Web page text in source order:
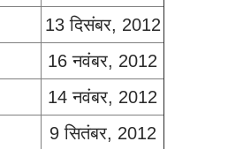
13 दिसंबर, 2012
16 नवंबर, 2012
14 नवंबर, 2012
9 सितंबर, 2012